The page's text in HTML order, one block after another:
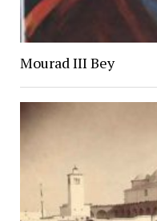
Mourad III Bey